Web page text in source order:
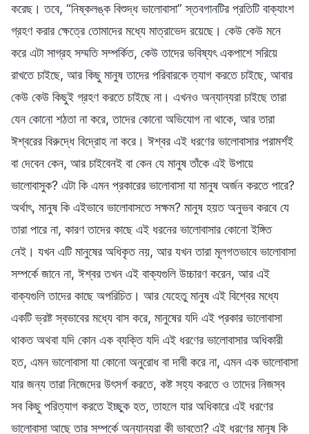
করেছ। তবে, “নিষ্কলঙ্ক বিশুদ্ধ ভালোবাসা” স্তবগানটির প্রতিটি বাক্যাংশ
গ্রহণ করার ক্ষেত্রে তোমাদের মধ্যে মাত্রাভেদ রয়েছে। কেউ কেউ মনে
করে এটা সাগ্রহ সম্মতি সম্পর্কিত, কেউ তাদের ভবিষ্যৎ একপাশে সরিয়ে
রাখতে চাইছে, আর কিছু মানুষ তাদের পরিবারকে ত্যাগ করতে চাইছে, আবার
কেউ কেউ কিছুই গ্রহণ করতে চাইছে না। এখনও অন্যান্যরা চাইছে তারা
যেন কোনো শঠতা না করে, তাদের কোনো অভিযোগ না থাকে, আর তারা
ঈশ্বরের বিরুদ্ধে বিদ্রোহ না করে। ঈশ্বর এই ধরণের ভালোবাসার পরামর্শই
বা দেবেন কেন, আর চাইবেনই বা কেন যে মানুষ তাঁকে এই উপায়ে
ভালোবাসুক? এটা কি এমন প্রকারের ভালোবাসা যা মানুষ অর্জন করতে পারে?
অর্থাৎ, মানুষ কি এইভাবে ভালোবাসতে সক্ষম? মানুষ হয়ত অনুভব করবে যে
তারা পারে না, কারণ তাদের কাছে এই ধরনের ভালোবাসার কোনো ইঙ্গিত
নেই। যখন এটি মানুষের অধিকৃত নয়, আর যখন তারা মূলগতভাবে ভালোবাসা
সম্পর্কে জানে না, ঈশ্বর তখন এই বাক্যগুলি উচ্চারণ করেন, আর এই
বাক্যগুলি তাদের কাছে অপরিচিত। আর যেহেতু মানুষ এই বিশ্বের মধ্যে
একটি ভ্রষ্ট স্বভাবের মধ্যে বাস করে, মানুষের যদি এই প্রকার ভালোবাসা
থাকত অথবা যদি কোন এক ব্যক্তি যদি এই ধরণের ভালোবাসার অধিকারী
হত, এমন ভালোবাসা যা কোনো অনুরোধ বা দাবী করে না, এমন এক ভালোবাসা
যার জন্য তারা নিজেদের উৎসর্গ করতে, কষ্ট সহ্য করতে ও তাদের নিজস্ব
সব কিছু পরিত্যাগ করতে ইচ্ছুক হত, তাহলে যার অধিকারে এই ধরণের
ভালোবাসা আছে তার সম্পর্কে অন্যান্যরা কী ভাবতো? এই ধরণের মানুষ কি